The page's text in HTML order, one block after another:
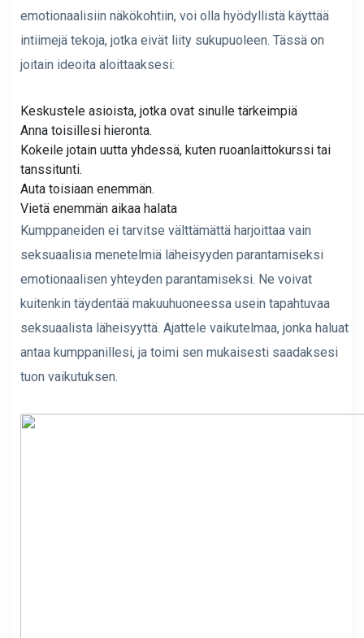
emotionaalisiin näkökohtiin, voi olla hyödyllistä käyttää
intiimejä tekoja, jotka eivät liity sukupuoleen. Tässä on
joitain ideoita aloittaaksesi:
Keskustele asioista, jotka ovat sinulle tärkeimpiä
Anna toisillesi hieronta.
Kokeile jotain uutta yhdessä, kuten ruoanlaittokurssi tai
tanssitunti.
Auta toisiaan enemmän.
Vietä enemmän aikaa halata
Kumppaneiden ei tarvitse välttämättä harjoittaa vain
seksuaalisia menetelmiä läheisyyden parantamiseksi
emotionaalisen yhteyden parantamiseksi. Ne voivat
kuitenkin täydentää makuuhuoneessa usein tapahtuvaa
seksuaalista läheisyyttä. Ajattele vaikutelmaa, jonka haluat
antaa kumppanillesi, ja toimi sen mukaisesti saadaksesi
tuon vaikutuksen.